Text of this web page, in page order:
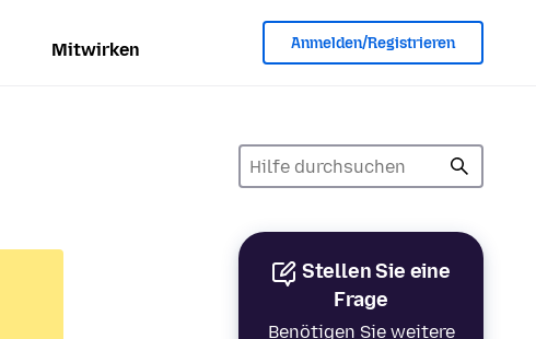
Mitwirken Anmelden/Registrieren
Stellen Sie eine
Frage
Benötigen Sie weitere